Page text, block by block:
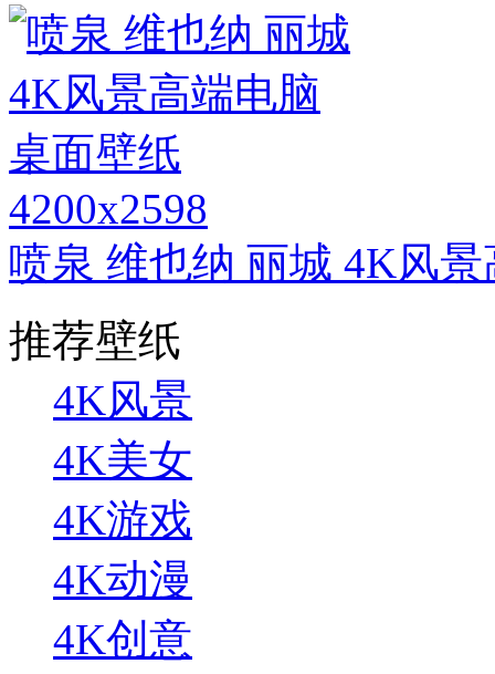
4200x2598
喷泉 维也纳 丽城 4K风
推荐壁纸
4K风景
4K美女
4K游戏
4K动漫
4K创意